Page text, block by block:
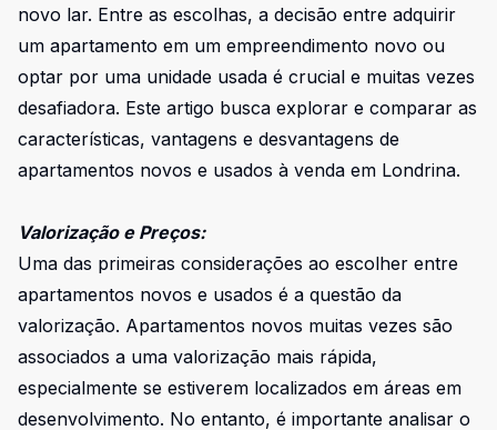
novo lar. Entre as escolhas, a decisão entre adquirir
um apartamento em um empreendimento novo ou
optar por uma unidade usada é crucial e muitas vezes
desafiadora. Este artigo busca explorar e comparar as
características, vantagens e desvantagens de
apartamentos novos e usados à venda em Londrina.
Valorização e Preços:
Uma das primeiras considerações ao escolher entre
apartamentos novos e usados é a questão da
valorização. Apartamentos novos muitas vezes são
associados a uma valorização mais rápida,
especialmente se estiverem localizados em áreas em
desenvolvimento. No entanto, é importante analisar o